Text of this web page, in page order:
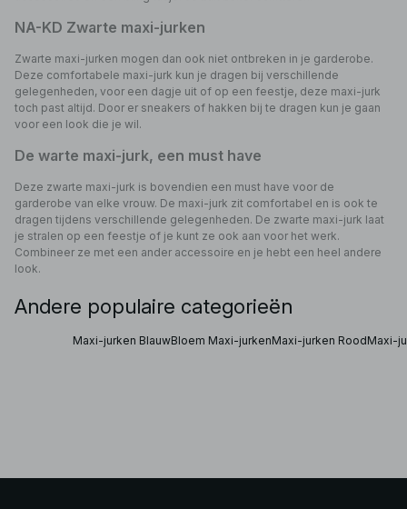
NA-KD Zwarte maxi-jurken
Zwarte maxi-jurken mogen dan ook niet ontbreken in je garderobe.
Deze comfortabele maxi-jurk kun je dragen bij verschillende
gelegenheden, voor een dagje uit of op een feestje, deze maxi-jurk
toch past altijd. Door er sneakers of hakken bij te dragen kun je gaan
voor een look die je wil.
De warte maxi-jurk, een must have
Deze zwarte maxi-jurk is bovendien een must have voor de
garderobe van elke vrouw. De maxi-jurk zit comfortabel en is ook te
dragen tijdens verschillende gelegenheden. De zwarte maxi-jurk laat
je stralen op een feestje of je kunt ze ook aan voor het werk.
Combineer ze met een ander accessoire en je hebt een heel andere
look.
Andere populaire categorieën
Maxi-jurken BlauwBloem Maxi-jurkenMaxi-jurken RoodMaxi-